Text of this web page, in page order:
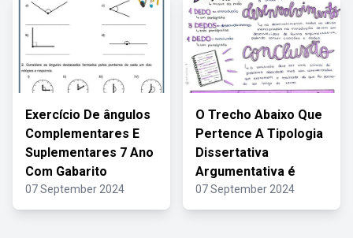
Exercício De ângulos
Complementares E
Suplementares 7 Ano
Com Gabarito
07 September 2024
O Trecho Abaixo Que
Pertence A Tipologia
Dissertativa
Argumentativa é
07 September 2024